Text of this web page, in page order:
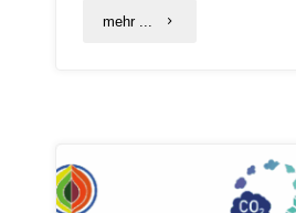
mehr ... "Schon
Nachhaltigkeit: